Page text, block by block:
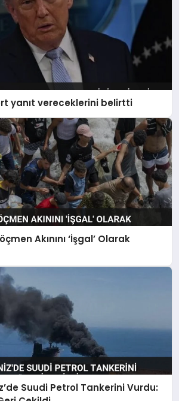
yanıt vereceklerini belirtti
Akınını ‘İşgal’ Olarak
Suudi Petrol Tankerini Vurdu: